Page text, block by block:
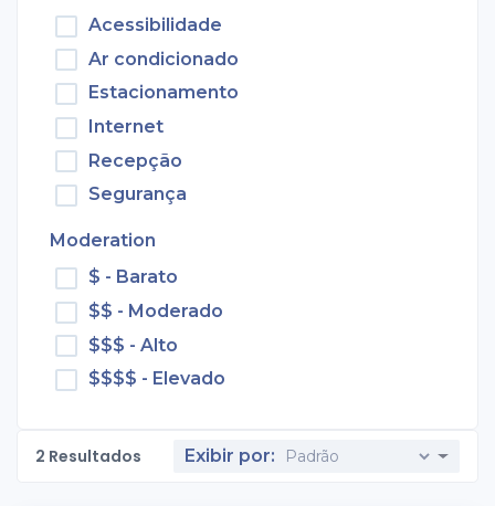
Acessibilidade
Ar condicionado
Estacionamento
Internet
Recepção
Segurança
Moderation
$ - Barato
$$ - Moderado
$$$ - Alto
$$$$ - Elevado
2 Resultados Exibir por: